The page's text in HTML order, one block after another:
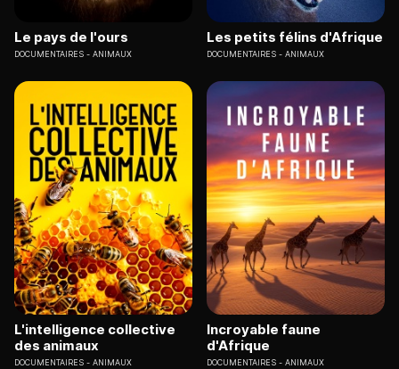
Le pays de l'ours
DOCUMENTAIRES ANIMAUX
Les petits félins d'Afrique
DOCUMENTAIRES ANIMAUX
L'intelligence collective
des animaux
DOCUMENTAIRES ANIMAUX
Incroyable faune
d'Afrique
DOCUMENTAIRES ANIMAUX